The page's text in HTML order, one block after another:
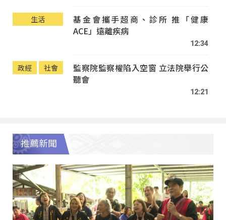
生活
基金會攜手超商、診所 推「健康
ACE」遠離疾病
12:34
政經 社會
監察院監察權陷入空窗 立法院舉行公
聽會
12:21
推薦新聞